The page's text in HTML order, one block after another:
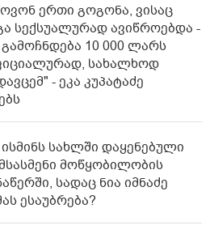
ერთი გოგონა, ვისაც
სექსუალურად ავიწროებდა -
10 000 ლარს
სახალხოდ
- ეკა კუპატაძე
სახლში დაყენებული
მოწყობილობის
სადაც ნია იმნაძე
ესაუბრება?